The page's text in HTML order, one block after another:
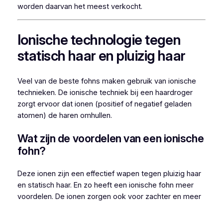
worden daarvan het meest verkocht.
Ionische technologie tegen
statisch haar en pluizig haar
Veel van de beste fohns maken gebruik van ionische
technieken. De ionische techniek bij een haardroger
zorgt ervoor dat ionen (positief of negatief geladen
atomen) de haren omhullen.
Wat zijn de voordelen van een ionische
fohn?
Deze ionen zijn een effectief wapen tegen pluizig haar
en statisch haar. En zo heeft een ionische fohn meer
voordelen. De ionen zorgen ook voor zachter en meer